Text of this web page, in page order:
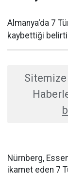
​Almanya'da 7
kaybettiği
Nürnberg,
ikamet eden 7